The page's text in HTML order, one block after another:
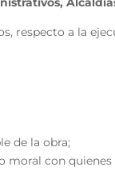
respecto a la
de la obra;
con